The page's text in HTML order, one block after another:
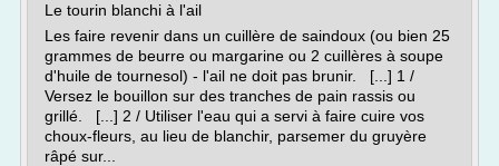
Le tourin blanchi à l'ail
Les faire revenir dans un cuillère de saindoux (ou bien 25
grammes de beurre ou margarine ou 2 cuillères à soupe
d'huile de tournesol) - l'ail ne doit pas brunir. [...] 1 /
Versez le bouillon sur des tranches de pain rassis ou
grillé. [...] 2 / Utiliser l'eau qui a servi à faire cuire vos
choux-fleurs, au lieu de blanchir, parsemer du gruyère
râpé sur...